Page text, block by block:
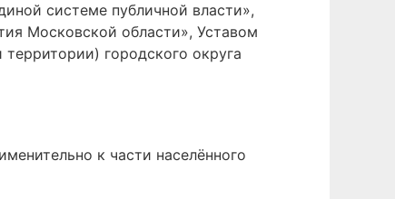
системе публичной власти»,
Московской области», Уставом
городского округа
к части населённого